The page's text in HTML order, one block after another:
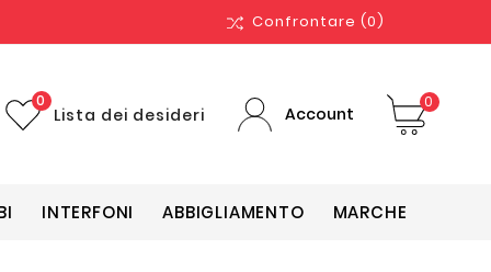
Confrontare (0)
Lista dei desideri
0
Account
0
INTERFONI ABBIGLIAMENTO MARCHE